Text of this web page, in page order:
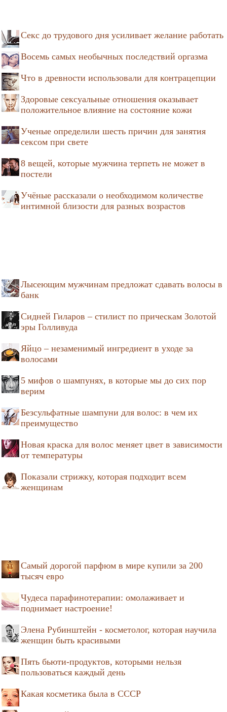
Секс до трудового дня усиливает желание работать
Восемь самых необычных последствий оргазма
Что в древности использовали для контрацепции
Здоровые сексуальные отношения оказывает
положительное влияние на состояние кожи
Ученые определили шесть причин для занятия
сексом при свете
8 вещей, которые мужчина терпеть не может в
постели
Учёные рассказали о необходимом количестве
интимной близости для разных возрастов
Лысеющим мужчинам предложат сдавать волосы в
банк
Сидней Гиларов – стилист по прическам Золотой
эры Голливуда
Яйцо – незаменимый ингредиент в уходе за
волосами
5 мифов о шампунях, в которые мы до сих пор
верим
Безсульфатные шампуни для волос: в чем их
преимущество
Новая краска для волос меняет цвет в зависимости
от температуры
Показали стрижку, которая подходит всем
женщинам
Самый дорогой парфюм в мире купили за 200
тысяч евро
Чудеса парафинотерапии: омолаживает и
поднимает настроение!
Элена Рубинштейн - косметолог, которая научила
женщин быть красивыми
Пять бьюти-продуктов, которыми нельзя
пользоваться каждый день
Какая косметика была в СССР